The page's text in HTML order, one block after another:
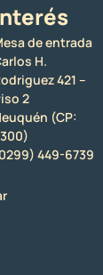
de entrada
H.
421 –
2
(CP:
449-6739